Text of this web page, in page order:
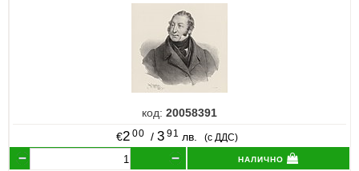
код: 20058391
€2 00 /3 91 лв. (с ДДС)
налично